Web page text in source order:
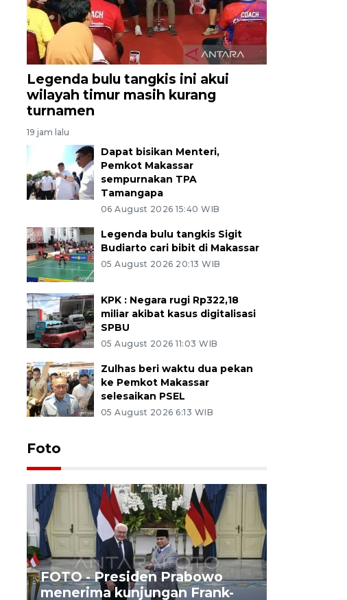
Legenda bulu tangkis ini akui
wilayah timur masih kurang
turnamen
19 jam lalu
Dapat bisikan Menteri,
Pemkot Makassar
sempurnakan TPA
Tamangapa
06 August 2026 15:40 WIB
Legenda bulu tangkis Sigit
Budiarto cari bibit di Makassar
05 August 2026 20:13 WIB
KPK : Negara rugi Rp322,18
miliar akibat kasus digitalisasi
SPBU
05 August 2026 11:03 WIB
Zulhas beri waktu dua pekan
ke Pemkot Makassar
selesaikan PSEL
05 August 2026 6:13 WIB
Foto
FOTO - Presiden Prabowo
menerima kunjungan Frank-